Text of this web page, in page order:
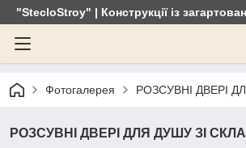
"StecloStroy" | Конструкції із
Фотогалерея РОЗСУВНІ ДВЕРІ
РОЗСУВНІ ДВЕРІ ДЛЯ ДУШУ ЗІ СКЛА